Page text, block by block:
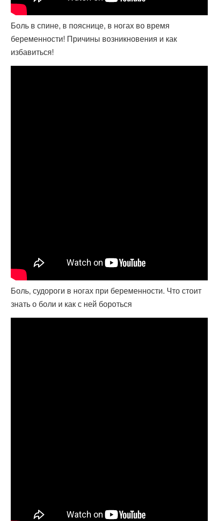
Боль в спине, в пояснице, в ногах во время
беременности! Причины возникновения и как
избавиться!
Боль, судороги в ногах при беременности. Что стоит
знать о боли и как с ней бороться